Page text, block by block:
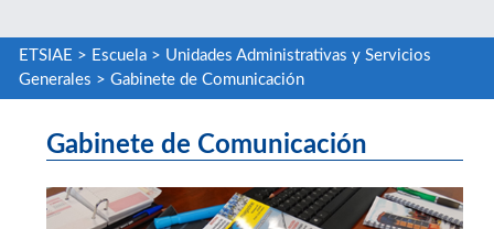
ETSIAE > Escuela> Unidades Administrativas y Servicios
Generales > Gabinete de Comunicación
Gabinete de Comunicación